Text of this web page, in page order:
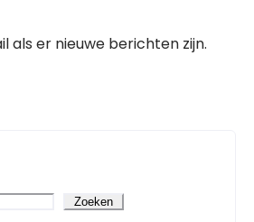
als er nieuwe berichten zijn.
Zoeken